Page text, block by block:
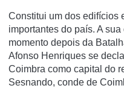
Constitui um dos edifí­cios
importantes do paí­s. A
momento depois da
Afonso Henriques se
Coimbra como capital do
Sesnando, conde de